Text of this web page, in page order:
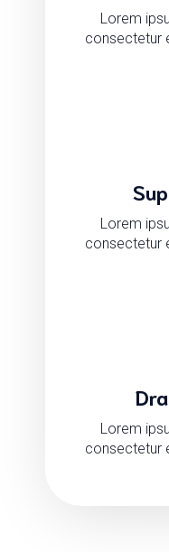
Lorem
consectetur
Lorem
consectetur
Lorem
consectetur